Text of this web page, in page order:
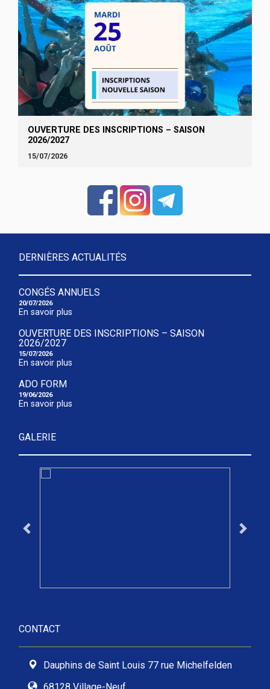
OUVERTURE DES INSCRIPTIONS – SAISON
2026/2027
15/07/2026
DERNIÈRES ACTUALITÉS
CONGÉS ANNUELS
20/07/2026
En savoir plus
OUVERTURE DES INSCRIPTIONS – SAISON
2026/2027
15/07/2026
En savoir plus
ADO FORM
19/06/2026
En savoir plus
GALERIE
CONTACT
Dauphins de Saint Louis 77 rue Michelfelden